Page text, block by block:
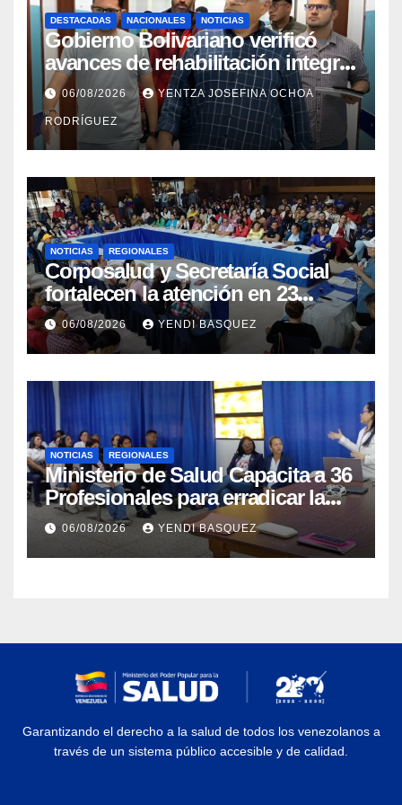
DESTACADAS NACIONALES NOTICIAS
Gobierno Bolivariano verificó
avances de rehabilitación integral
en el Hospital Dr. José María
Vargas
06/08/2026 YENTZA JOSEFINA OCHOA
RODRÍGUEZ
NOTICIAS REGIONALES
Corposalud y Secretaría Social
fortalecen la atención en 23
municipios
06/08/2026 YENDI BASQUEZ
NOTICIAS REGIONALES
Ministerio de Salud Capacita a 36
Profesionales para erradicar la
Tuberculosis en Yaracuy
06/08/2026 YENDI BASQUEZ
Garantizando el derecho a la salud de todos los venezolanos a
través de un sistema público accesible y de calidad.